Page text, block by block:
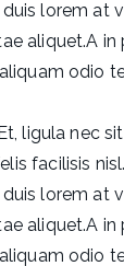
lorem at
aliquet.A
odio
ligula nec
facilisis
lorem at
aliquet.A
odio